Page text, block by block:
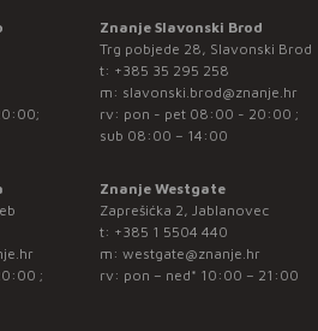
Znanje Slavonski Brod
Trg pobjede 28, Slavonski Brod
t: +385 35 295 258
m: slavonski.brod@znanje.hr
rv: pon - pet 08:00 - 20:00 ;
sub 08:00 – 14:00
;
Znanje Westgate
Zaprešićka 2, Jablanovec
t: +385 1 5504 440
m: westgate@znanje.hr
rv: pon – ned* 10:00 – 21:00